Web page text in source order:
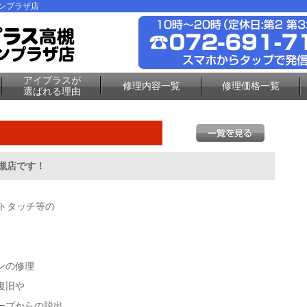
プラザ店
アイプラスが
選ばれる理由
修理内容一覧 修理価格一覧
店です！
タッチ等の
の修理
旧や